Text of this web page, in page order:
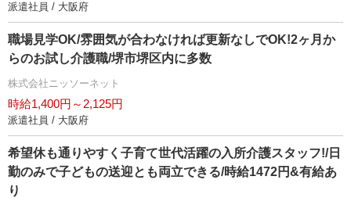
派遣社員 / 大阪府
職場見学OK/雰囲気が合わなければ更新なしでOK!2ヶ月か
らのお試し介護職/堺市堺区内に多数
株式会社ニッソーネット
時給1,400円～2,125円
派遣社員 / 大阪府
希望休も通りやすく子育て世代活躍の入所介護スタッフ!/日
勤のみで子どもの送迎とも両立できる/時給1472円&有給あ
り